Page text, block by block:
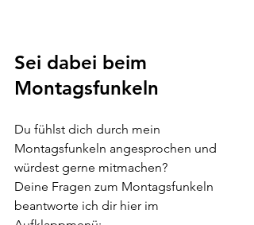
Sei dabei beim
Montagsfunkeln
Du fühlst dich durch mein
Montagsfunkeln angesprochen und
würdest gerne mitmachen?
Deine Fragen zum Montagsfunkeln
beantworte ich dir hier im